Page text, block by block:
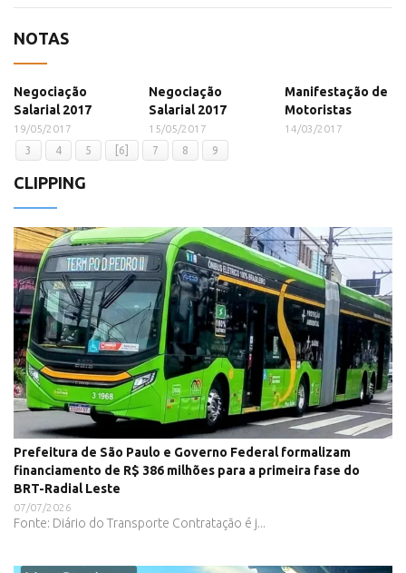
NOTAS
Negociação
Salarial 2017
19/05/2017
Negociação
Salarial 2017
15/05/2017
Manifestação de
Motoristas
14/03/2017
3
4 5 [6] 7 8 9
CLIPPING
Prefeitura de São Paulo e Governo Federal formalizam
financiamento de R$ 386 milhões para a primeira fase do
BRT-Radial Leste
07/07/2026
Fonte: Diário do Transporte Contratação é j...